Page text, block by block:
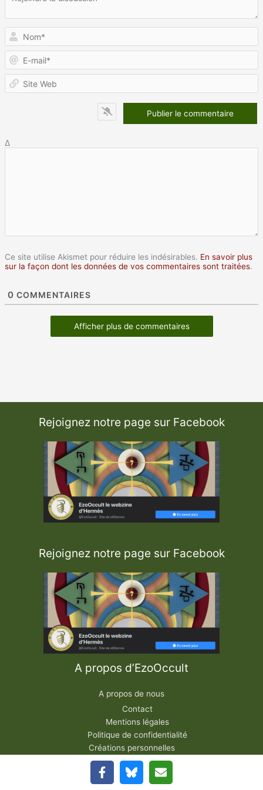
Δ
Ce site utilise Akismet pour réduire les indésirables. En savoir plus
sur la façon dont les données de vos commentaires sont traitées.
0 COMMENTAIRES
Afficher plus de commentaires
Rejoignez notre page sur Facebook
Rejoignez notre page sur Facebook
A propos d’EzoOccult
A propos de nous
Contact
Mentions légales
Politique de confidentialité
Créations personnelles
Anarchisme Ontologique par Hakim Bey
La TAZ de Hakim Bey – Z.A.T.
Les Oraisons du Serpent – Frater Nahash